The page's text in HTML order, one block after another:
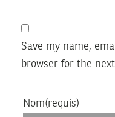
Save my name,
browser for the
Nom(requis)